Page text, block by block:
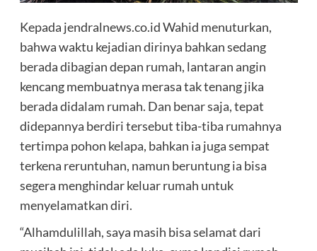
Kepada jendralnews.co.id Wahid menuturkan,
bahwa waktu kejadian dirinya bahkan sedang
berada dibagian depan rumah, lantaran angin
kencang membuatnya merasa tak tenang jika
berada didalam rumah. Dan benar saja, tepat
didepannya berdiri tersebut tiba-tiba rumahnya
tertimpa pohon kelapa, bahkan ia juga sempat
terkena reruntuhan, namun beruntung ia bisa
segera menghindar keluar rumah untuk
menyelamatkan diri.
“Alhamdulillah, saya masih bisa selamat dari